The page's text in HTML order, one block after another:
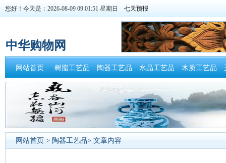
您好！今天是：2026-08-09 09:01:51 星期日
中华购物网
网站首页 树脂工艺品 陶器工艺品 水晶工艺品 木质工艺品
网站首页 > 陶器工艺品> 文章内容